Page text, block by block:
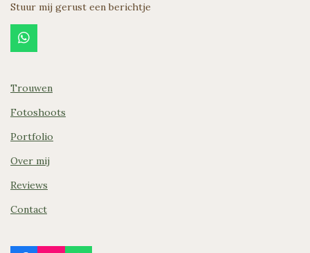
Stuur mij gerust een berichtje
W
h
s
p
Trouwen
Fotoshoots
Portfolio
Over mij
Reviews
Contact